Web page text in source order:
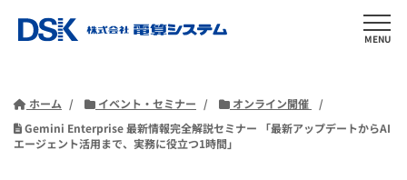
MENU
ホーム イベント・セミナー
オンライン開催
Gemini Enterprise 最新情報完全解説セミナー 「最新アップデートからAI
エージェント活用まで、実務に役立つ1時間」